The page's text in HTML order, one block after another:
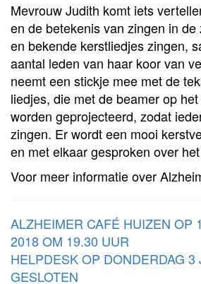
Mevrouw Judith komt iets
en de betekenis van zingen in
en bekende kerstliedjes zingen,
aantal leden van haar koor van
neemt een stickje mee met de
liedjes, die met de beamer op
worden geprojecteerd, zodat
zingen. Er wordt een mooi
en met elkaar gesproken over
Voor meer informatie over
ALZHEIMER CAFÉ HUIZEN OP
2018 OM 19.30 UUR
HELPDESK OP DONDERDAG 3
GESLOTEN